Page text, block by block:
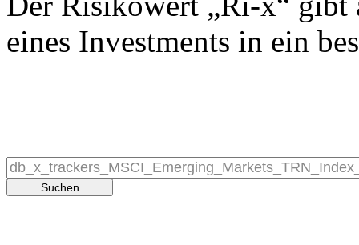
eines Investments in ein